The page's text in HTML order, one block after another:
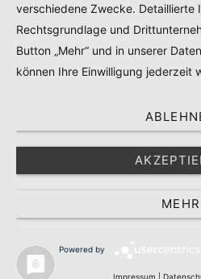
TOP
verschiedene Zwecke. Detaillierte
Rechtsgrundlage und
Button „Mehr“ und in unserer
können Ihre Einwilligung jederzeit
MEHR
Powered by
Impressum